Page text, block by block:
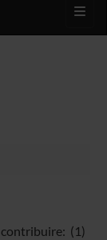
contribuire: (1)